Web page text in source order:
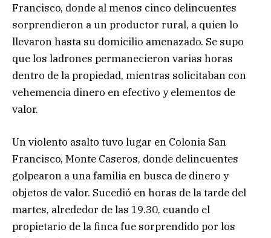
Francisco, donde al menos cinco delincuentes
sorprendieron a un productor rural, a quien lo
llevaron hasta su domicilio amenazado. Se supo
que los ladrones permanecieron varias horas
dentro de la propiedad, mientras solicitaban con
vehemencia dinero en efectivo y elementos de
valor.
Un violento asalto tuvo lugar en Colonia San
Francisco, Monte Caseros, donde delincuentes
golpearon a una familia en busca de dinero y
objetos de valor. Sucedió en horas de la tarde del
martes, alrededor de las 19.30, cuando el
propietario de la finca fue sorprendido por los